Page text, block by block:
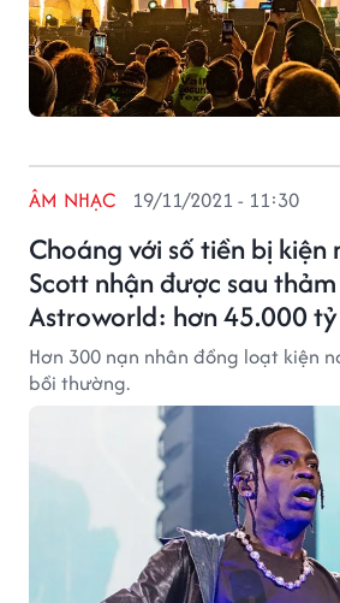
Choáng với số tiền bị kiện
Scott nhận được sau
Astroworld: hơn 45.000
ÂM NHẠC 19/11/2021 - 11:30
Hơn 300 nạn nhân đồng loạt kiện
bồi thường.